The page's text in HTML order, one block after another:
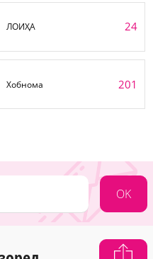
ЛОИҲА 24
Хобнома 201
OK